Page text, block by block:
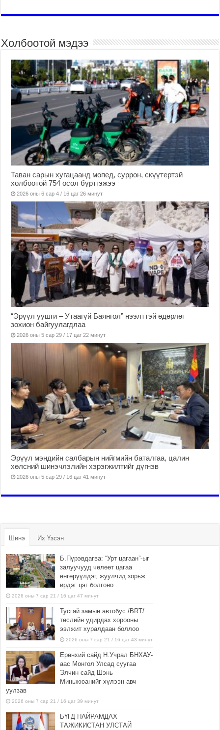
Холбоотой мэдээ
Таван сарын хугацаанд мопед, суррон, скүүтертэй
холбоотой 754 осол бүртгэжээ
2026 оны 6 сар 4 / 16 цаг 26 минут
“Эрүүл уушги – Утаагүй Баянгол” нээлттэй өдөрлөг
зохион байгуулагдлаа
2026 оны 5 сар 29 / 17 цаг 22 минут
Эрүүл мэндийн салбарын нийгмийн баталгаа, цалин
хөлсний шинэчлэлийн хэрэгжилтийг дүгнэв
2026 оны 5 сар 29 / 16 цаг 41 минут
Шинэ Их Үзсэн
Б.Пүрэвдагва: “Урт цагаан”-ыг
залуучууд чөлөөт цагаа
өнгөрүүлдэг, жуулчид зорьж
ирдэг цэг болгоно
2026 оны 7 сар 21 / 16 цаг 47 минут
Тусгай замын автобус /BRT/
төслийн удирдах хорооны
ээлжит хуралдаан боллоо
2026 оны 7 сар 21 / 16 цаг 43 минут
Ерөнхий сайд Н.Учрал БНХАУ-
аас Монгол Улсад суугаа
Элчин сайд Шэнь
Миньжюанийг хүлээн авч
уулзав
2026 оны 7 сар 21 / 16 цаг 39 минут
БҮГД НАЙРАМДАХ
ТАЖИКИСТАН УЛСТАЙ